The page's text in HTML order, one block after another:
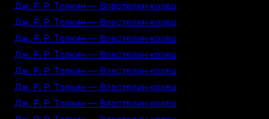
Дж. Р. Р. Толкин — Властелин колец
Дж. Р. Р. Толкин — Властелин колец
Дж. Р. Р. Толкин — Властелин колец
Дж. Р. Р. Толкин — Властелин колец
Дж. Р. Р. Толкин — Властелин колец
Дж. Р. Р. Толкин — Властелин колец
Дж. Р. Р. Толкин — Властелин колец